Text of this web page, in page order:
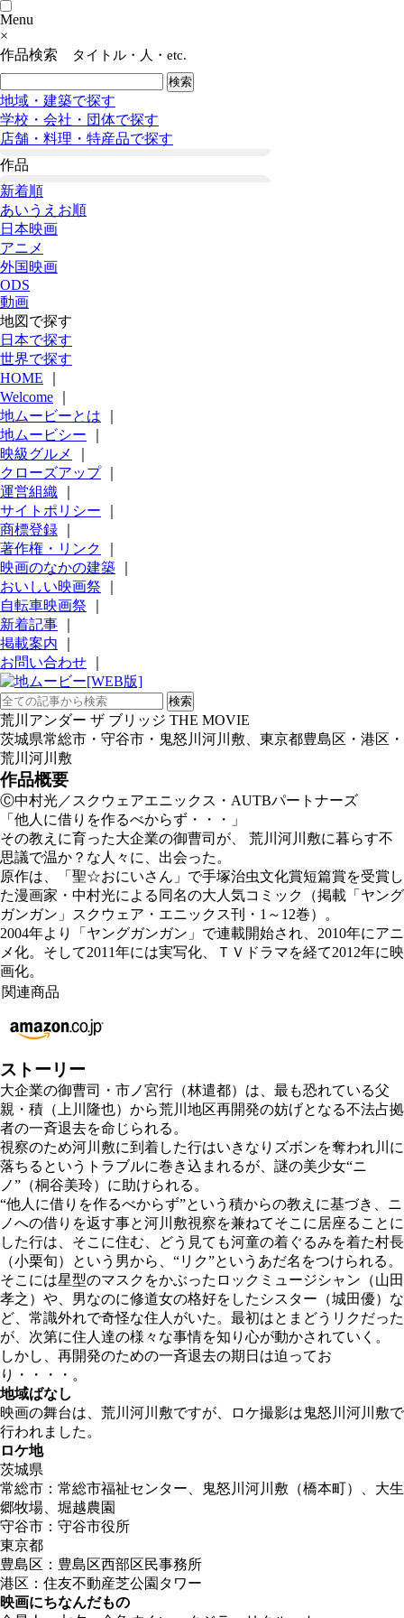
Menu
×
作品検索
タイトル・人・etc.
地域・建築で探す
学校・会社・団体で探す
店舗・料理・特産品で探す
作品
新着順
あいうえお順
日本映画
アニメ
外国映画
ODS
動画
地図で探す
日本で探す
世界で探す
HOME
Welcome
地ムービーとは
地ムービシー
映級グルメ
クローズアップ｜
運営組織
サイトポリシー
商標登録
著作権・リンク
映画のなかの建築
おいしい映画祭
自転車映画祭
新着記事
掲載案内
お問い合わせ
荒川アンダー ザ ブリッジ THE MOVIE
茨城県常総市・守谷市・鬼怒川河川敷、東京都豊島区・港区・
荒川河川敷
作品概要
Ⓒ中村光／スクウェアエニックス・AUTBパートナーズ
「他人に借りを作るべからず・・・」
その教えに育った大企業の御曹司が、 荒川河川敷に暮らす不
思議で温か？な人々に、出会った。
原作は、「聖☆おにいさん」で手塚治虫文化賞短篇賞を受賞し
た漫画家・中村光による同名の大人気コミック（掲載「ヤング
ガンガン」スクウェア・エニックス刊・1～12巻）。
2004年より「ヤングガンガン」で連載開始され、2010年にアニ
メ化。そして2011年には実写化、ＴＶドラマを経て2012年に映
画化。
関連商品
ストーリー
大企業の御曹司・市ノ宮行（林遣都）は、最も恐れている父
親・積（上川隆也）から荒川地区再開発の妨げとなる不法占拠
者の一斉退去を命じられる。
視察のため河川敷に到着した行はいきなりズボンを奪われ川に
落ちるというトラブルに巻き込まれるが、謎の美少女“ニ
ノ”（桐谷美玲）に助けられる。
“他人に借りを作るべからず”という積からの教えに基づき、ニ
ノへの借りを返す事と河川敷視察を兼ねてそこに居座ることに
した行は、そこに住む、どう見ても河童の着ぐるみを着た村長
（小栗旬）という男から、“リク”というあだ名をつけられる。
そこには星型のマスクをかぶったロックミュージシャン（山田
孝之）や、男なのに修道女の格好をしたシスター（城田優）な
ど、常識外れで奇怪な住人がいた。最初はとまどうリクだった
が、次第に住人達の様々な事情を知り心が動かされていく。
しかし、再開発のための一斉退去の期日は迫ってお
り・・・・。
地域ばなし
映画の舞台は、荒川河川敷ですが、ロケ撮影は鬼怒川河川敷で
行われました。
ロケ地
茨城県
常総市：常総市福祉センター、鬼怒川河川敷（橋本町）、大生
郷牧場、堀越農園
守谷市：守谷市役所
東京都
豊島区：豊島区西部区民事務所
港区：住友不動産芝公園タワー
映画にちなんだもの